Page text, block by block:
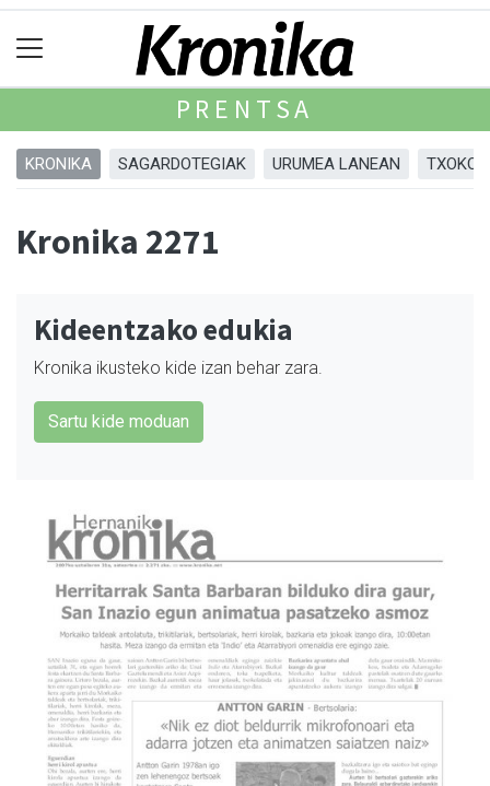
PRENTSA
KRONIKA SAGARDOTEGIAK URUMEA LANEAN
Kronika 2271
Kideentzako edukia
Kronika ikusteko kide izan behar zara.
Sartu kide moduan